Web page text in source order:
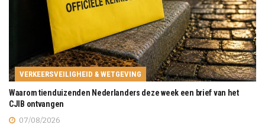
VERKEERSVEILIGHEID & WETGEVING
Waarom tienduizenden Nederlanders deze week een brief van het
CJIB ontvangen
07/08/2026